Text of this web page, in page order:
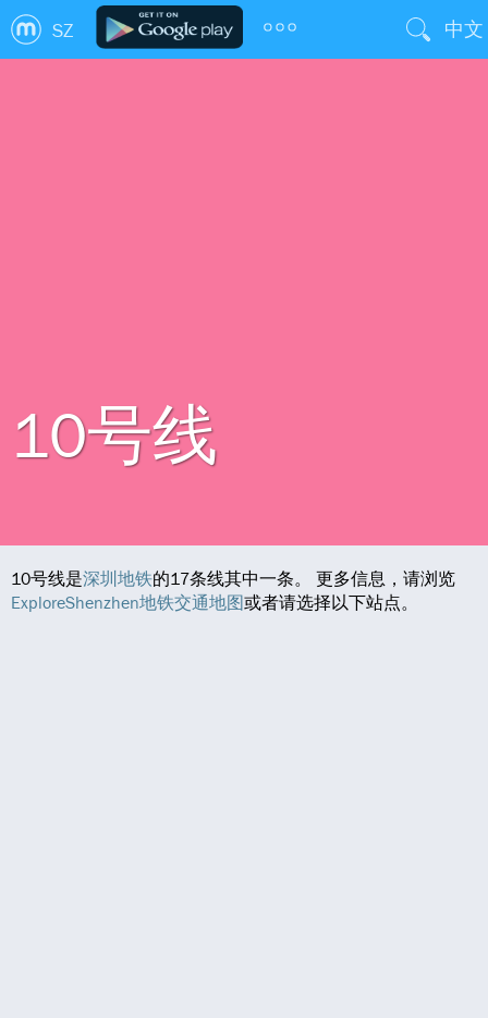
SZ 中文
10号线
10号线是深圳地铁的17条线其中一条。 更多信息，请浏览
ExploreShenzhen地铁交通地图或者请选择以下站点。